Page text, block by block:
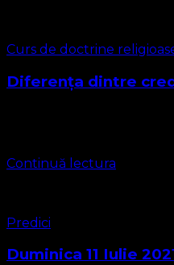
Curs de doctrine
Diferența dintre
Continuă lectura
Predici
Duminica 11 Iulie